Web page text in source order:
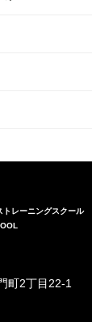
トレーニングスクール
町2丁目22-1